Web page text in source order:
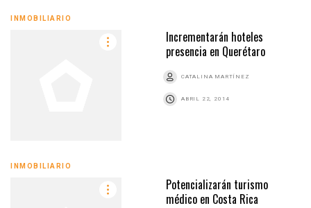
INMOBILIARIO
Incrementarán hoteles
presencia en Querétaro
CATALINA MARTÍNEZ
ABRIL 22, 2014
INMOBILIARIO
Potencializarán turismo
médico en Costa Rica